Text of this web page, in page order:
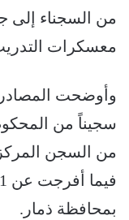
من السجناء إلى
معسكرات التدريب
سجيناً من
من السجن
بمحافظة ذمار.